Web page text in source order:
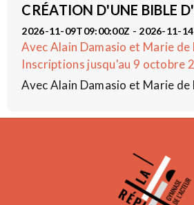
CRÉATION D'UNE BIBLE
2026-11-09T09:00:00Z - 2026-11-
Avec Alain Damasio et Marie de
Inscriptions jusqu'au 9 octobre
Avec Alain Damasio et Marie de